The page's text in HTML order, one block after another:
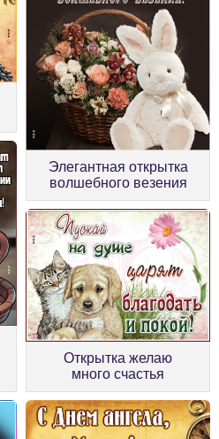
Элегантная открытка
волшебного везения
Открытка желаю
много счастья